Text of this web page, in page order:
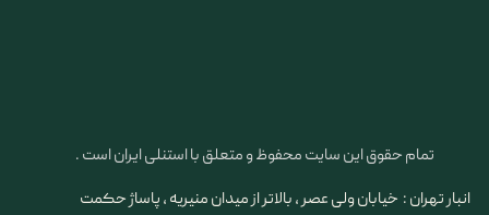
تمام حقوق این سایت محفوظ و متعلق با استنلی ایران است .
انبار تهران : خیابان ولی عصر ، بالاتر از میدان منیریه ، پاساژ حکمت